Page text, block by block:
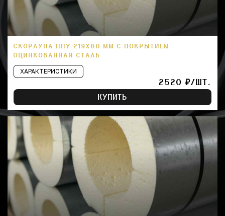
СКОРЛУПА ППУ 219Х60 ММ С ПОКРЫТИЕМ
ОЦИНКОВАННАЯ СТАЛЬ
ХАРАКТЕРИСТИКИ
2520 ₽/ШТ.
КУПИТЬ